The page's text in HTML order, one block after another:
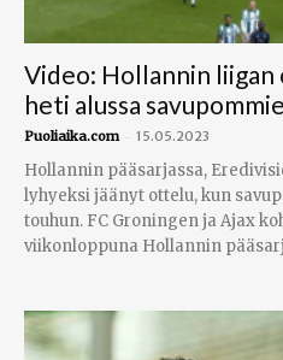
Video: Hollannin
heti alussa
Puoliaika.com - 15.05.2023
Hollannin pääsarjassa,
lyhyeksi jäänyt ottelu, kun
touhun. FC Groningen ja Ajax
viikonloppuna Hollannin